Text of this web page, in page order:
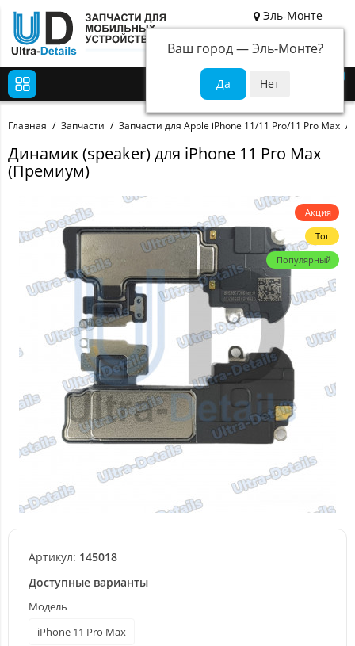
Эль-Монте
Ваш город —Эль-Монте?
Главная Запчасти Запчасти для Apple iPhone 11/11 Pro/11 Pro Max
Динамик (speaker) для iPhone 11 Pro Max
(Премиум)
Акция
Топ
Популярный
Артикул: 145018
Доступные варианты
Модель
iPhone 11 Pro Max